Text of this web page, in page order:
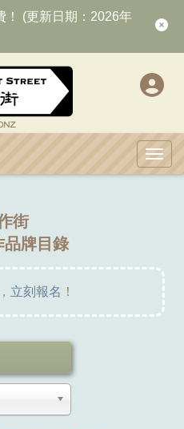
！ (更新日期：2026年
街
品牌目錄
立刻報名 ！